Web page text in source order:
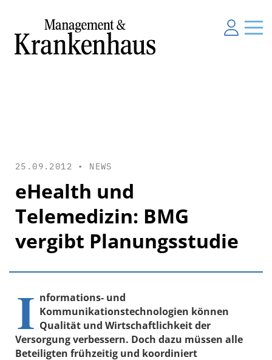
25.09.2012 • NEWS
eHealth und
Telemedizin: BMG
vergibt Planungsstudie
I nformations- und
Kommunikationstechnologien können
Qualität und Wirtschaftlichkeit der
Versorgung verbessern. Doch dazu müssen alle
Beteiligten frühzeitig und koordiniert